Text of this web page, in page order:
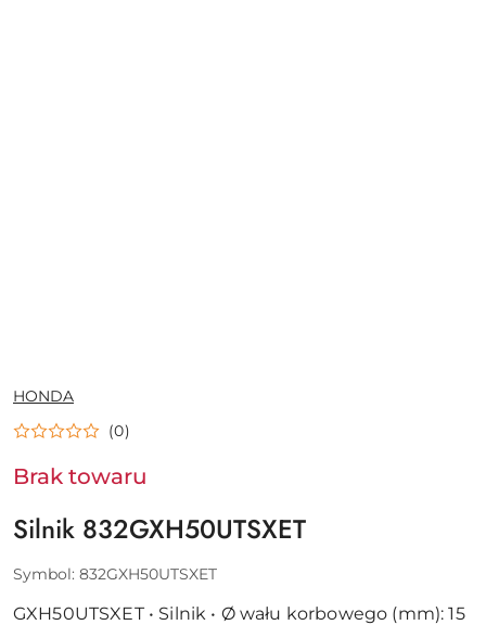
NAZWA
PRODUCENTA:
HONDA
(0)
Brak towaru
Silnik 832GXH50UTSXET
Symbol: 832GXH50UTSXET
GXH50UTSXET • Silnik • Ø wału korbowego (mm): 15